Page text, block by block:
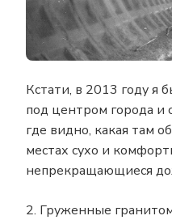
Кстати, в 2013 году я
под центром города и
где видно, какая там
местах сухо и
непрекращающиеся
2. Груженные